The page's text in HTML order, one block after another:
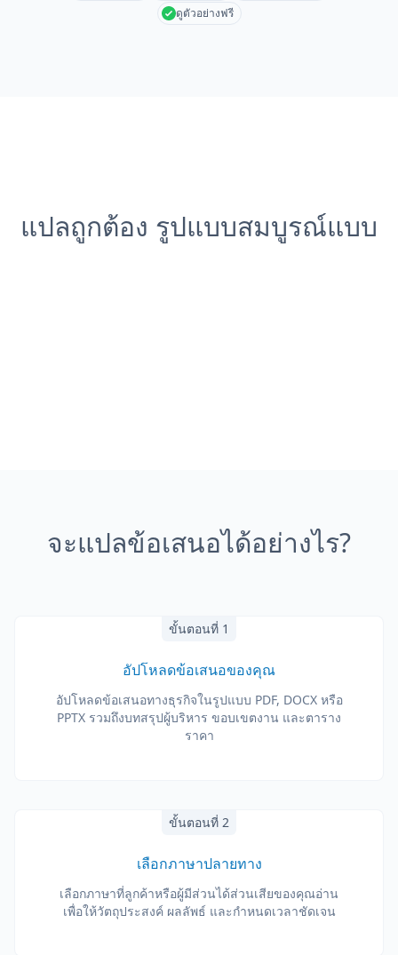
ดูตัวอย่างฟรี
แปลถูกต้อง รูปแบบสมบูรณ์แบบ
จะแปลข้อเสนอได้อย่างไร?
ขั้นตอนที่ 1
อัปโหลดข้อเสนอของคุณ
อัปโหลดข้อเสนอทางธุรกิจในรูปแบบ PDF, DOCX หรือ
PPTX รวมถึงบทสรุปผู้บริหาร ขอบเขตงาน และตาราง
ราคา
ขั้นตอนที่ 2
เลือกภาษาปลายทาง
เลือกภาษาที่ลูกค้าหรือผู้มีส่วนได้ส่วนเสียของคุณอ่าน
เพื่อให้วัตถุประสงค์ ผลลัพธ์ และกำหนดเวลาชัดเจน